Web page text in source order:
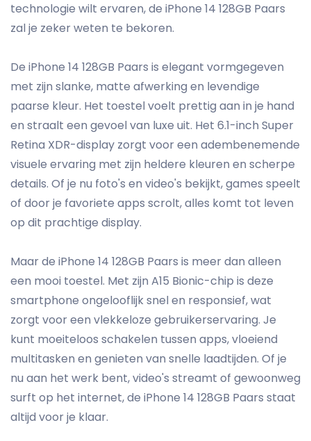
technologie wilt ervaren, de iPhone 14 128GB Paars
zal je zeker weten te bekoren.
De iPhone 14 128GB Paars is elegant vormgegeven
met zijn slanke, matte afwerking en levendige
paarse kleur. Het toestel voelt prettig aan in je hand
en straalt een gevoel van luxe uit. Het 6.1-inch Super
Retina XDR-display zorgt voor een adembenemende
visuele ervaring met zijn heldere kleuren en scherpe
details. Of je nu foto's en video's bekijkt, games speelt
of door je favoriete apps scrolt, alles komt tot leven
op dit prachtige display.
Maar de iPhone 14 128GB Paars is meer dan alleen
een mooi toestel. Met zijn A15 Bionic-chip is deze
smartphone ongelooflijk snel en responsief, wat
zorgt voor een vlekkeloze gebruikerservaring. Je
kunt moeiteloos schakelen tussen apps, vloeiend
multitasken en genieten van snelle laadtijden. Of je
nu aan het werk bent, video's streamt of gewoonweg
surft op het internet, de iPhone 14 128GB Paars staat
altijd voor je klaar.